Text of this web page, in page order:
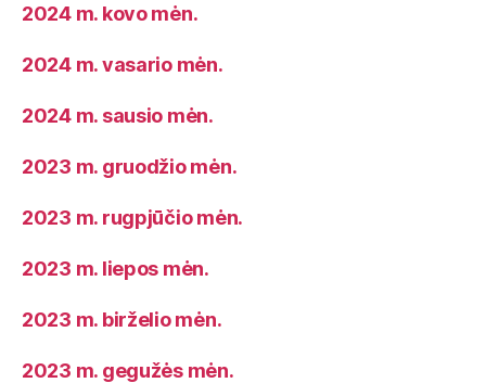
2024 m. kovo mėn.
2024 m. vasario mėn.
2024 m. sausio mėn.
2023 m. gruodžio mėn.
2023 m. rugpjūčio mėn.
2023 m. liepos mėn.
2023 m. birželio mėn.
2023 m. gegužės mėn.